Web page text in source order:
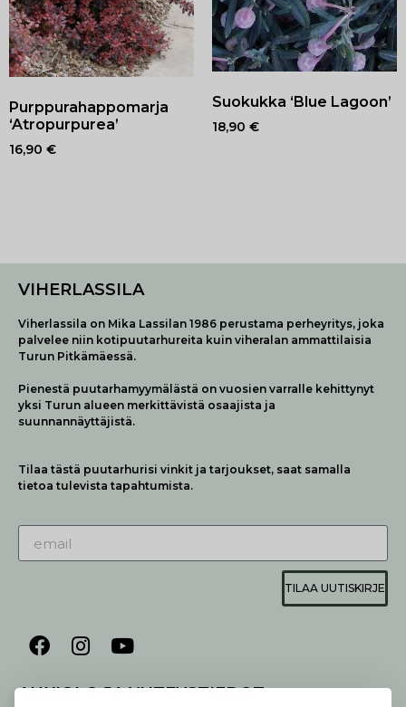
Purppurahappomarja
‘Atropurpurea’
16,90 €
Suokukka ‘Blue Lagoon’
18,90 €
VIHERLASSILA
Viherlassila on Mika Lassilan 1986 perustama perheyritys, joka
palvelee niin kotipuutarhureita kuin viheralan ammattilaisia
Turun Pitkämäessä.
Pienestä puutarhamyymälästä on vuosien varralle kehittynyt
yksi Turun alueen merkittävistä osaajista ja
suunnannäyttäjistä.
Tilaa tästä puutarhurisi vinkit ja tarjoukset, saat samalla
tietoa tulevista tapahtumista.
TILAA UUTISKIRJE
AUKIOLO JA YHTEYSTIEDOT